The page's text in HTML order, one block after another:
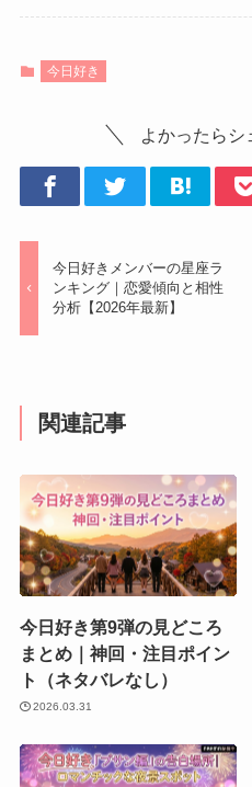
今日好き
よかったらシ
今日好きメンバーの星座ラ
ンキング｜恋愛傾向と相性
分析【2026年最新】
関連記事
今日好き第9弾の見どころ
まとめ｜神回・注目ポイン
ト（ネタバレなし）
2026.03.31